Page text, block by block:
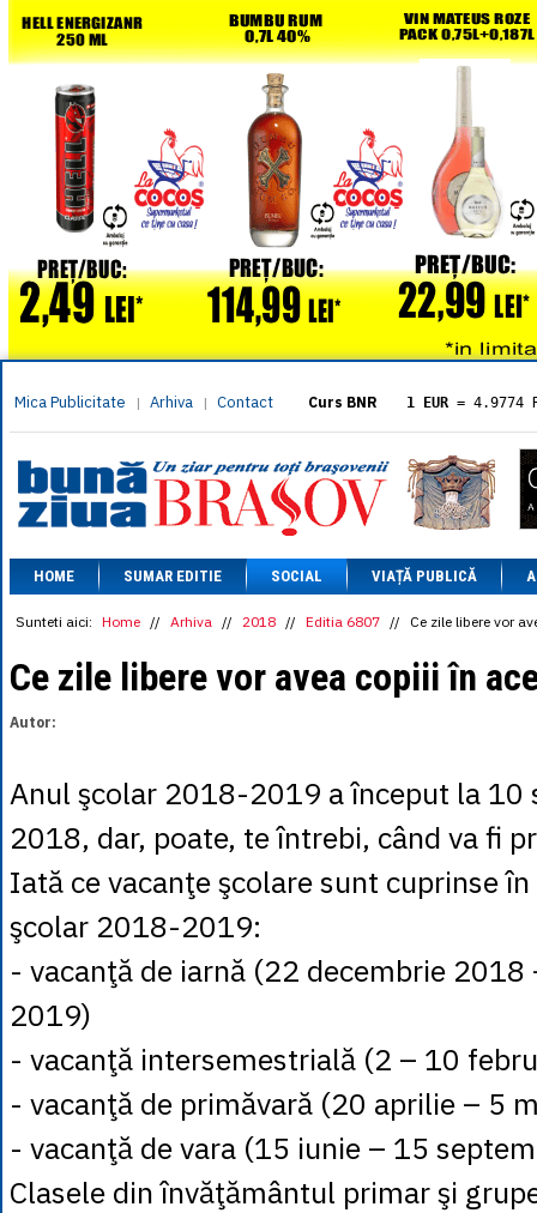
Mica Publicitate | Arhiva | Contact Curs BNR 1 EUR = 4.9774
= 5.8304
1 XAU= 464.4611
1 AED= 1.1933
1 AUD= 2.7957
1 BGN= 2.5449
1 CAD= 3.1559
1 CHF= 5.2813
1 CNY= 0.6015
1 DKK= 0.6668
1 EGP
= 0.0860
1 MDL = 0.2538
1 MXN
1 NOK = 0.4191
= 2.6097
1 PLN= 1.1646
1 RSD
1 TRY
= 0.1141
1 UAH
= 0.1048
HOME SUMAR EDITIE SOCIAL VIAȚĂ PUBLICĂ
Sunteti aici: Home // Arhiva // 2018 // Editia 6807 // Ce zile libere vor
Ce zile libere vor avea copiii în
Autor:
Anul şcolar 2018-2019 a început la 10
2018, dar, poate, te întrebi, când va fi
Iată ce vacanţe şcolare sunt cuprinse
şcolar 2018-2019:
- vacanţă de iarnă (22 decembrie 2018
2019)
- vacanţă intersemestrială (2 – 10
- vacanţă de primăvară (20 aprilie – 5
- vacanţă de vara (15 iunie – 15
Clasele din învăţământul primar şi